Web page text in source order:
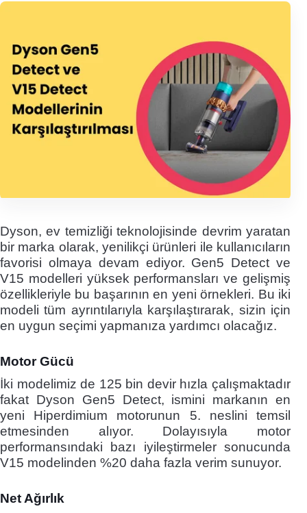
Dyson, ev temizliği teknolojisinde devrim yaratan
bir marka olarak, yenilikçi ürünleri ile kullanıcıların
favorisi olmaya devam ediyor. Gen5 Detect ve
V15 modelleri yüksek performansları ve gelişmiş
özellikleriyle bu başarının en yeni örnekleri. Bu iki
modeli tüm ayrıntılarıyla karşılaştırarak, sizin için
en uygun seçimi yapmanıza yardımcı olacağız.
Motor Gücü
İki modelimiz de 125 bin devir hızla çalışmaktadır
fakat Dyson Gen5 Detect, ismini markanın en
yeni Hiperdimium motorunun 5. neslini temsil
etmesinden alıyor. Dolayısıyla motor
performansındaki bazı iyileştirmeler sonucunda
V15 modelinden %20 daha fazla verim sunuyor.
Net Ağırlık